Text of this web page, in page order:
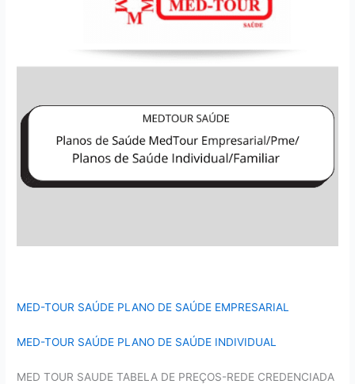
MED-TOUR SAÚDE PLANO DE SAÚDE EMPRESARIAL
MED-TOUR SAÚDE PLANO DE SAÚDE INDIVIDUAL
MED TOUR SAUDE TABELA DE PREÇOS-REDE CREDENCIADA